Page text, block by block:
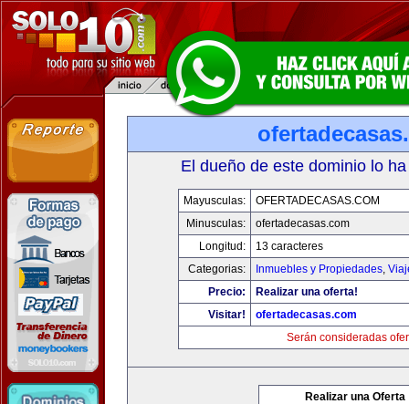
El dueño de este dominio lo
Mayusculas:
OFERTADECASAS.COM
Minusculas:
ofertadecasas.com
Longitud:
13 caracteres
Categorias:
Inmuebles y Propiedades,
Precio:
Realizar una oferta!
Visitar!
ofertadecasas.com
Serán consideradas
Realizar una Oferta